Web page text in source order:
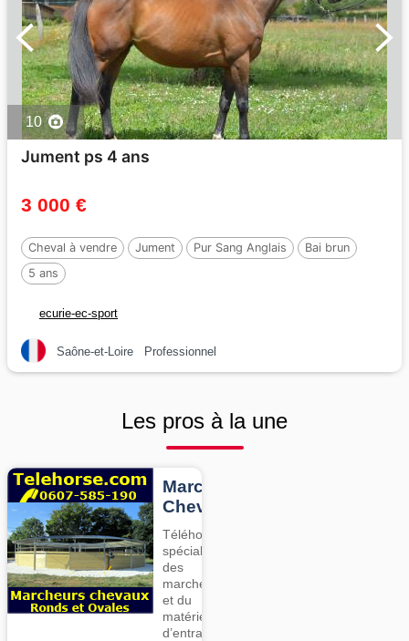
10
Jument ps 4 ans
3 000 €
Cheval à vendre Jument Pur Sang Anglais
Bai brun
5 ans
ecurie-ec-sport
Saône-et-Loire Professionnel
Les pros à la une
Marcheurs
Chevaux
Téléhorse,
spécialiste
des
marcheurs
et du
matériel
d’entrainement